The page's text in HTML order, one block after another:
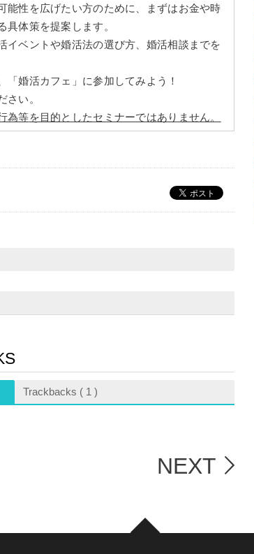
能性を広げたい方のために、まずはお金や時
具体策を提案します。
イベントや婚活法の選び方、婚活相談までを
婚活カフェ」に参加してみよう！
さい。
為等を目的としたセミナーではありません。
Trackbacks ( 1 )
NEXT